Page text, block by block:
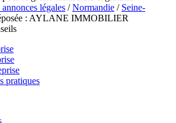
légales /Normandie / Seine-
: AYLANE IMMOBILIER
pratiques